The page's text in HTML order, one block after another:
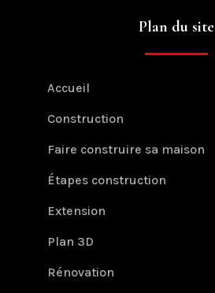
Plan du site
Accueil
Construction
Faire construire sa maison
Étapes construction
Extension
Plan 3D
Rénovation